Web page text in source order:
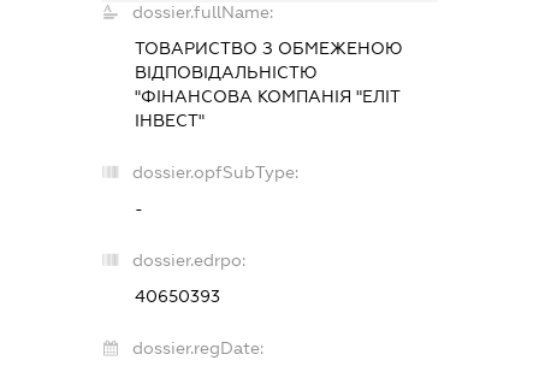
dossier.fullName:
ТОВАРИСТВО З ОБМЕЖЕНОЮ
ВІДПОВІДАЛЬНІСТЮ
"ФІНАНСОВА КОМПАНІЯ "ЕЛІТ
ІНВЕСТ"
dossier.opfSubType:
-
dossier.edrpo:
40650393
dossier.regDate: